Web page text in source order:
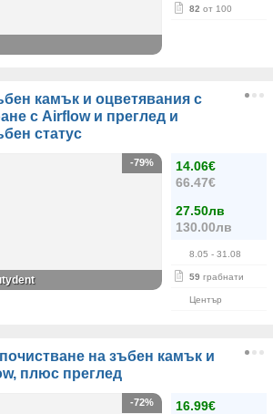
82 от 100
камък и оцветявания с
с Airflow и преглед и
статус
14.06€
66.47€
27.50лв
130.00лв
8.05 - 31.08
59 грабнати
Център
-79%
на зъбен камък и
плюс преглед
16.99€
-72%